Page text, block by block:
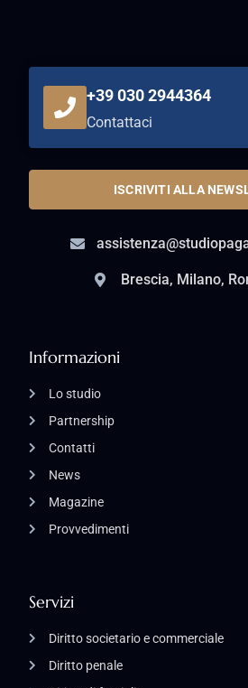
Servizi
Diritto societario e commerciale
Diritto penale
Informazioni
Lo studio
Partnership
Contatti
News
Magazine
Provvedimenti
+39 030 2944364
Contattaci
ISCRIVITI ALLA
Brescia, Milano,